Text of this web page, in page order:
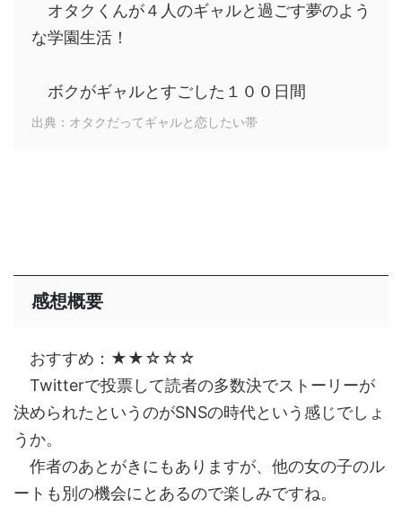
オタクくんが４人のギャルと過ごす夢のよう
な学園生活！
ボクがギャルとすごした１００日間
出典：オタクだってギャルと恋したい帯
感想概要
おすすめ：★★☆☆☆
Twitterで投票して読者の多数決でストーリーが
決められたというのがSNSの時代という感じでしょ
うか。
作者のあとがきにもありますが、他の女の子のル
ートも別の機会にとあるので楽しみですね。